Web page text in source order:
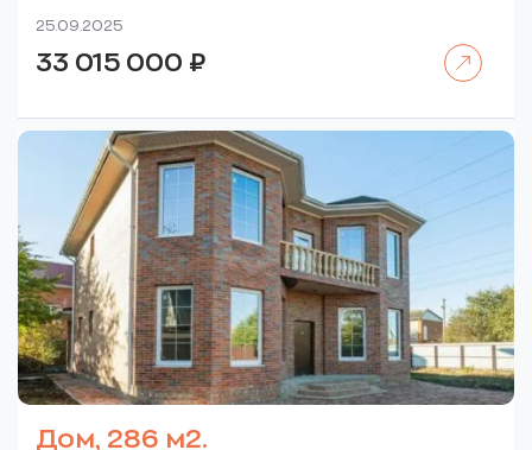
25.09.2025
33 015 000 ₽
Дом, 286 м2.